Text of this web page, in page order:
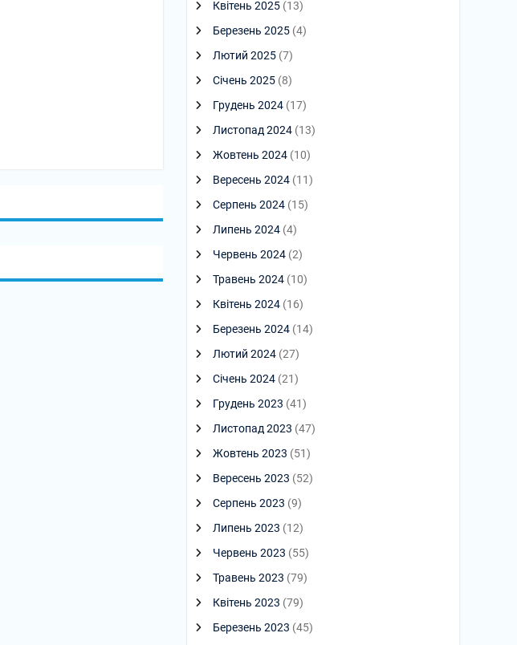
Квітень 2025 (13)
Березень 2025 (4)
Лютий 2025 (7)
Січень 2025 (8)
Грудень 2024 (17)
Листопад 2024 (13)
Жовтень 2024 (10)
Вересень 2024 (11)
Серпень 2024 (15)
Липень 2024 (4)
Червень 2024 (2)
Травень 2024 (10)
Квітень 2024 (16)
Березень 2024 (14)
Лютий 2024 (27)
Січень 2024 (21)
Грудень 2023 (41)
Листопад 2023 (47)
Жовтень 2023 (51)
Вересень 2023 (52)
Серпень 2023 (9)
Липень 2023 (12)
Червень 2023 (55)
Травень 2023 (79)
Квітень 2023 (79)
Березень 2023 (45)